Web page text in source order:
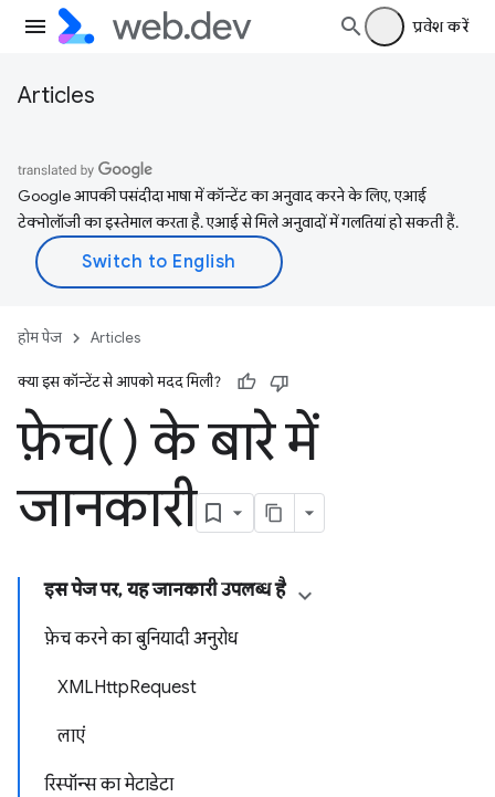
प्रवेश करें
Articles
Google आपकी पसंदीदा भाषा में कॉन्टेंट का अनुवाद करने के लिए, एआई
टेक्नोलॉजी का इस्तेमाल करता है. एआई से मिले अनुवादों में गलतियां हो सकती हैं.
होम पेज Articles
क्या इस कॉन्टेंट से आपको मदद मिली?
फ़ेच() के बारे में
जानकारी
इस पेज पर, यह जानकारी उपलब्ध है
फ़ेच करने का बुनियादी अनुरोध
XMLHttpRequest
लाएं
रिस्पॉन्स का मेटाडेटा